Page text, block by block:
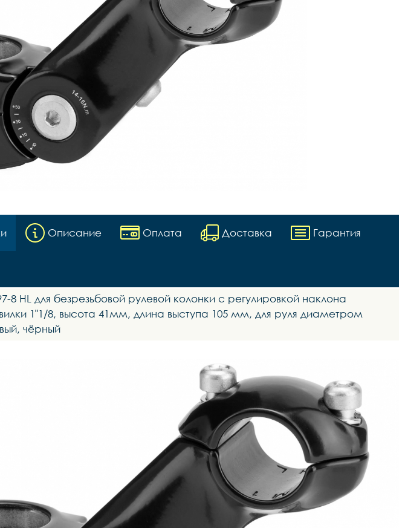
Описание Оплата Доставка Гарантия
8 HL для безрезьбовой рулевой колонки с регулировкой наклона
1"1/8, высота 41мм, длина выступа 105 мм, для руля диаметром
чёрный